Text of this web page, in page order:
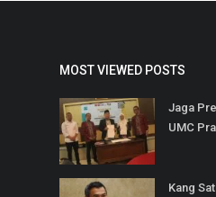
MOST VIEWED POSTS
Jaga
UMC
Kang